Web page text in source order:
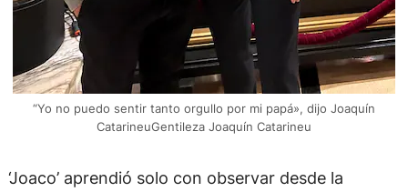
“Yo no puedo sentir tanto orgullo por mi papá», dijo Joaquín
CatarineuGentileza Joaquín Catarineu
‘Joaco’ aprendió solo con observar desde la